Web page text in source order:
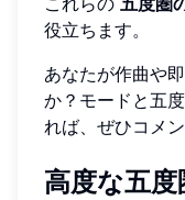
役立ちます。
あなたが作曲や
か？モードと五
れば、ぜひコメ
高度な五